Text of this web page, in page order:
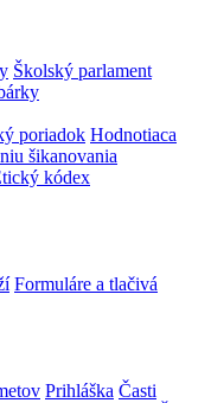
Školský parlament
poriadok Hodnotiaca
šikanovania
kódex
Formuláre a tlačivá
Prihláška Časti